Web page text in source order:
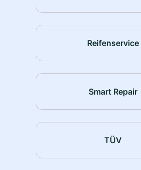
Reifenservice
Smart Repair
TÜV